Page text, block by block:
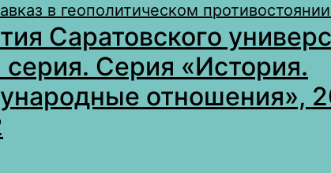
в геополитическом
Саратовского
серия. Серия «История.
отношения»,